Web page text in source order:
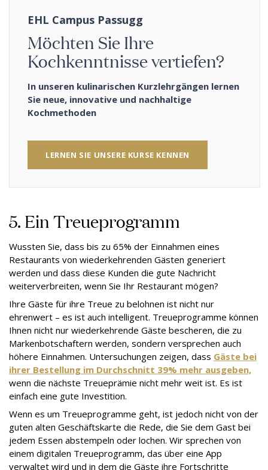
EHL Campus Passugg
Möchten Sie Ihre
Kochkenntnisse vertiefen?
In unseren kulinarischen Kurzlehrgängen lernen
Sie neue, innovative und nachhaltige
Kochmethoden
LERNEN SIE UNSERE KURSE KENNEN
5. Ein Treueprogramm
Wussten Sie, dass bis zu 65% der Einnahmen eines
Restaurants von wiederkehrenden Gästen generiert
werden und dass diese Kunden die gute Nachricht
weiterverbreiten, wenn Sie Ihr Restaurant mögen?
Ihre Gäste für ihre Treue zu belohnen ist nicht nur
ehrenwert – es ist auch intelligent. Treueprogramme können
Ihnen nicht nur wiederkehrende Gäste bescheren, die zu
Markenbotschaftern werden, sondern versprechen auch
höhere Einnahmen. Untersuchungen zeigen, dass Gäste bei
ihrer Bestellung im Durchschnitt 39% mehr ausgeben,
wenn die nächste Treueprämie nicht mehr weit ist. Es ist
einfach eine gute Investition.
Wenn es um Treueprogramme geht, ist jedoch nicht von der
guten alten Geschäftskarte die Rede, die Sie dem Gast bei
jedem Essen abstempeln oder lochen. Wir sprechen von
einem digitalen Treueprogramm, das über eine App
verwaltet wird und in dem die Gäste ihre Fortschritte